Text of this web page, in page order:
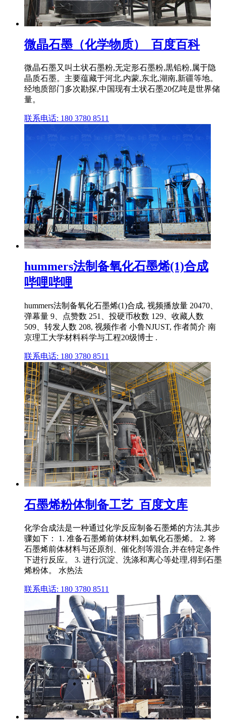
微晶石墨（化学物质）_百度百科
微晶石墨又叫土状石墨粉,无定形石墨粉,黒铅粉,属于隐
晶质石墨。主要蕴藏于河北,内蒙,东北,湖南,新疆等地。
经地质部门多次勘探,中国现有土状石墨20亿吨是世界储
量。
联系电话: 180 3780 8511
hummers法制备氧化石墨烯(1)合成
哔哩哔哩
hummers法制备氧化石墨烯(1)合成, 视频播放量 20470、
弹幕量 9、点赞数 251、投硬币枚数 129、收藏人数
509、转发人数 208, 视频作者 小鲁NJUST, 作者简介 南
京理工大学材料科学与工程20级博士 .
联系电话: 180 3780 8511
石墨烯粉体制备工艺_百度文库
化学合成法是一种通过化学反应制备石墨烯的方法,其步
骤如下： 1. 准备石墨烯前体材料,如氧化石墨烯。 2. 将
石墨烯前体材料与还原剂、催化剂等混合,并在特定条件
下进行反应。 3. 进行沉淀、洗涤和离心等处理,得到石墨
烯粉体。 水热法
联系电话: 180 3780 8511